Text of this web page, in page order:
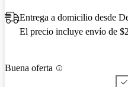
Entrega a domicilio desde
El precio incluye envío de
Buena oferta